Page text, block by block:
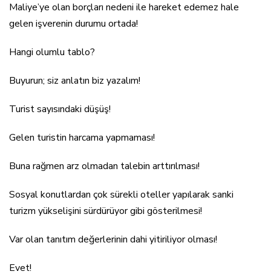
Maliye’ye olan borçları nedeni ile hareket edemez hale
gelen işverenin durumu ortada!
Hangi olumlu tablo?
Buyurun; siz anlatın biz yazalım!
Turist sayısındaki düşüş!
Gelen turistin harcama yapmaması!
Buna rağmen arz olmadan talebin arttırılması!
Sosyal konutlardan çok sürekli oteller yapılarak sanki
turizm yükselişini sürdürüyor gibi gösterilmesi!
Var olan tanıtım değerlerinin dahi yitiriliyor olması!
Evet!